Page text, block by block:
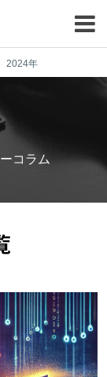
2024年
コラム